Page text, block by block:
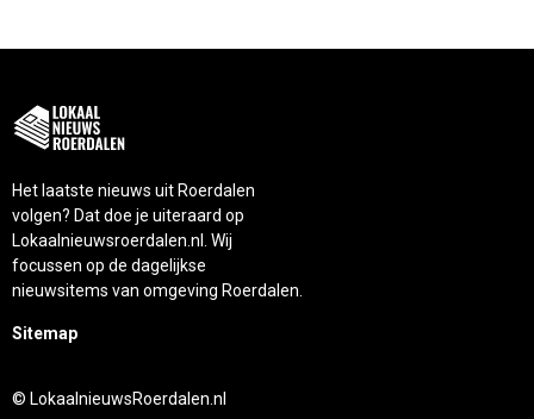
Het laatste nieuws uit Roerdalen
volgen? Dat doe je uiteraard op
Lokaalnieuwsroerdalen.nl. Wij
focussen op de dagelijkse
nieuwsitems van omgeving Roerdalen.
Sitemap
© LokaalnieuwsRoerdalen.nl